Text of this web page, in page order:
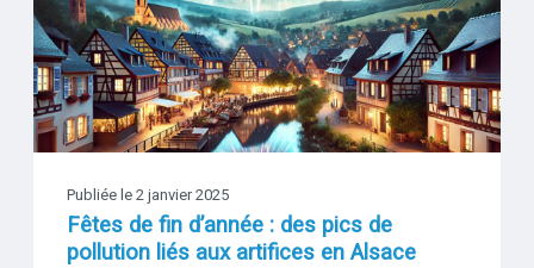
Visuel
Publiée le 2 janvier 2025
Fêtes de fin d’année : des pics de
pollution liés aux artifices en Alsace